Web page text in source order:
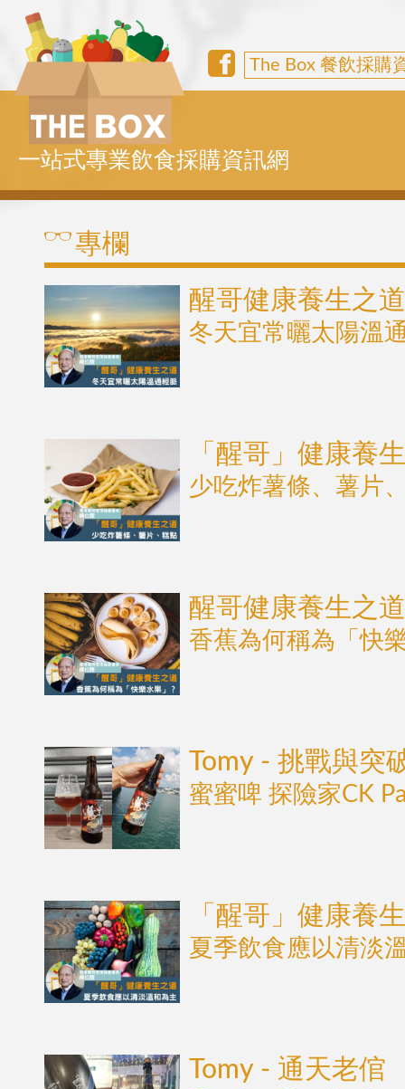
The Box 餐飲採購
一站式專業飲食採購資訊網
專欄
醒哥健康養生之道
冬天宜常曬太陽溫
「醒哥」健康養
少吃炸薯條、薯片
醒哥健康養生之道
香蕉為何稱為「快
Tomy - 挑戰與突
蜜蜜啤 探險家CK
「醒哥」健康養
夏季飲食應以清淡
Tomy - 通天老倌